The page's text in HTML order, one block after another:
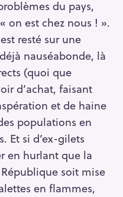
du pays,
on est chez nous ! ».
resté sur une
nauséabonde, là
(quoi que
d’achat, faisant
et de haine
populations en
Et si d’ex-gilets
en hurlant que la
soit mise
en flammes,